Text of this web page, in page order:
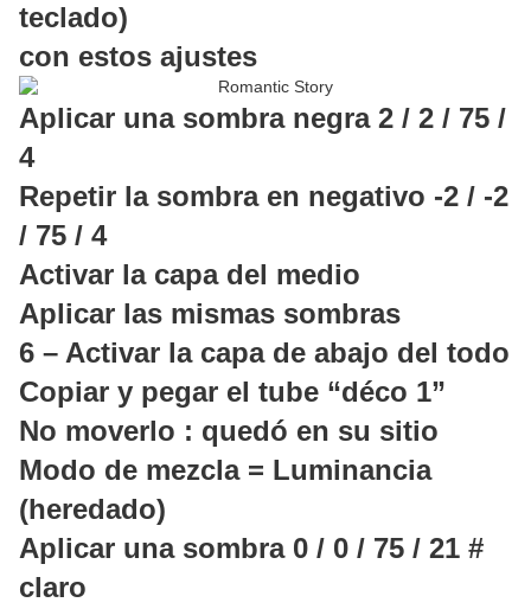
teclado)
con estos ajustes
Aplicar una sombra negra 2 / 2 / 75 /
4
Repetir la sombra en negativo -2 / -2
/ 75 / 4
Activar la capa del medio
Aplicar las mismas sombras
6 – Activar la capa de abajo del todo
Copiar y pegar el tube “déco 1”
No moverlo : quedó en su sitio
Modo de mezcla = Luminancia
(heredado)
Aplicar una sombra 0 / 0 / 75 / 21 #
claro